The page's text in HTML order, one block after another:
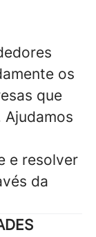
os
que
e resolver
da